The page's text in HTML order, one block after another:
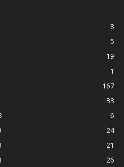
8
5
19
1
167
33
6
24
21
26